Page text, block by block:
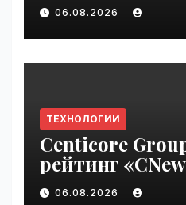
06.08.2026
ТЕХНОЛОГИИ
Centicore
рейтинг
Крупнейшие
06.08.2026